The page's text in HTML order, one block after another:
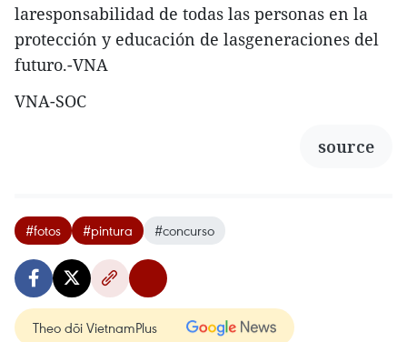
laresponsabilidad de todas las personas en la
protección y educación de lasgeneraciones del
futuro.-VNA
VNA-SOC
source
#fotos #pintura #concurso
Theo dõi VietnamPlus